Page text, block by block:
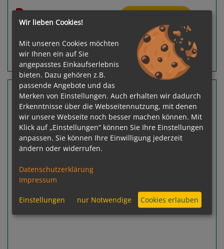
Routeninfos Terminübersicht
19 Nächte Japan, Südkorea
HANSEATIC spirit
Keelung - Otaru (Sapporo)
Previous Next
Wir lieben Cookies!
Mit unseren Cookies möchten
wir Ihnen ein auf Sie
angepasstes Einkaufserlebnis
bieten. Dazu gehören z.B.
passende Angebote und das
Merken von Einstellungen. Auch erhalten wir dadurch
Erkenntnisse über die Webseitennutzung, mit denen
wir unsere Webseite noch besser machen können. Mit
Klick auf „Einstellungen“ können Sie Ihre Einstellungen
anpassen. Sie können Ihre Einwilligung jederzeit
ändern oder widerrufen.
Datenschutzerklärung
Impressum
Einstellungen nur Notwendige Cookies erlauben